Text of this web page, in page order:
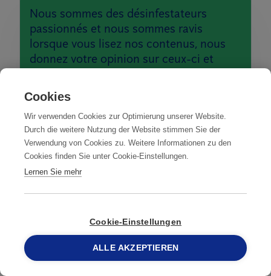
Nous sommes des désinfestateurs
passionnés et nous sommes ravis
lorsque vous lisez nos contenus, nous
donnez votre opinion sur ceux-ci et
confiance pour vos défis en matière de
lutte antiparasitaire et de protection
contre les oiseaux.
FAIRE IDENTIFIER LE NUISIBLE
Cookies
Wir verwenden Cookies zur Optimierung unserer Website.
Durch die weitere Nutzung der Website stimmen Sie der
Verwendung von Cookies zu. Weitere Informationen zu den
Cookies finden Sie unter Cookie-Einstellungen.
Lernen Sie mehr
Cookie-Einstellungen
ALLE AKZEPTIEREN
058 387 75 50